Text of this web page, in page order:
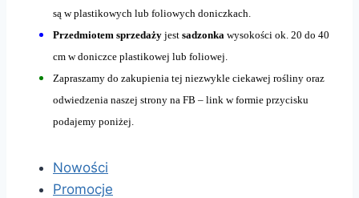
są w plastikowych lub foliowych doniczkach.
Przedmiotem sprzedaży jest sadzonka wysokości ok. 20 do 40
cm w doniczce plastikowej lub foliowej.
Zapraszamy do zakupienia tej niezwykle ciekawej rośliny oraz
odwiedzenia naszej strony na FB – link w formie przycisku
podajemy poniżej.
Nowości
Promocje